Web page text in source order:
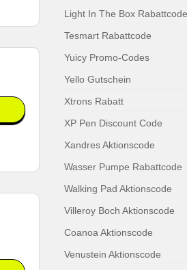
Light In The Box Rabattcode
Tesmart Rabattcode
Yuicy Promo-Codes
Yello Gutschein
Xtrons Rabatt
XP Pen Discount Code
Xandres Aktionscode
Wasser Pumpe Rabattcode
Walking Pad Aktionscode
Villeroy Boch Aktionscode
Coanoa Aktionscode
Venustein Aktionscode